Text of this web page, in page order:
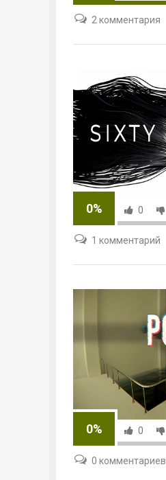
2 комментария
0% 0
1 комментарий
0% 0
0 комментариев